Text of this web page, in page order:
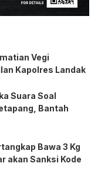
Vegi
Kapolres Landak
Suara Soal
Bantah
Bawa 3 Kg
akan Sanksi Kode